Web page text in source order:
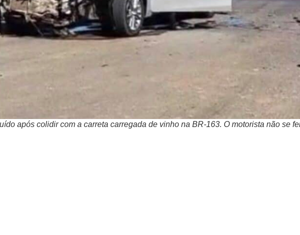
após colidir com a carreta carregada de vinho na BR-163. O motorista não se